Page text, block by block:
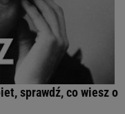
sprawdź, co wiesz o